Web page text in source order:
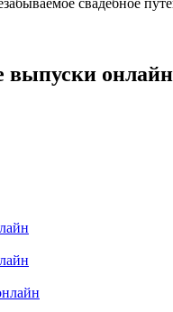
свадебное
выпуски онлайн